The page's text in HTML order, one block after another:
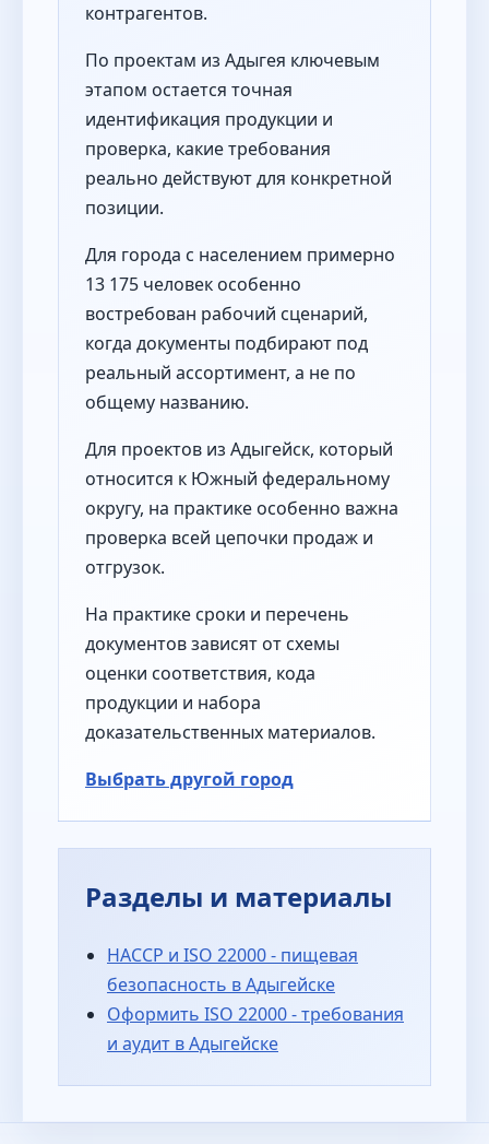
контрагентов.
По проектам из Адыгея ключевым
этапом остается точная
идентификация продукции и
проверка, какие требования
реально действуют для конкретной
позиции.
Для города с населением примерно
13 175 человек особенно
востребован рабочий сценарий,
когда документы подбирают под
реальный ассортимент, а не по
общему названию.
Для проектов из Адыгейск, который
относится к Южный федеральному
округу, на практике особенно важна
проверка всей цепочки продаж и
отгрузок.
На практике сроки и перечень
документов зависят от схемы
оценки соответствия, кода
продукции и набора
доказательственных материалов.
Выбрать другой город
Разделы и материалы
HACCP и ISO 22000 - пищевая
безопасность в Адыгейске
Оформить ISO 22000 - требования
и аудит в Адыгейске